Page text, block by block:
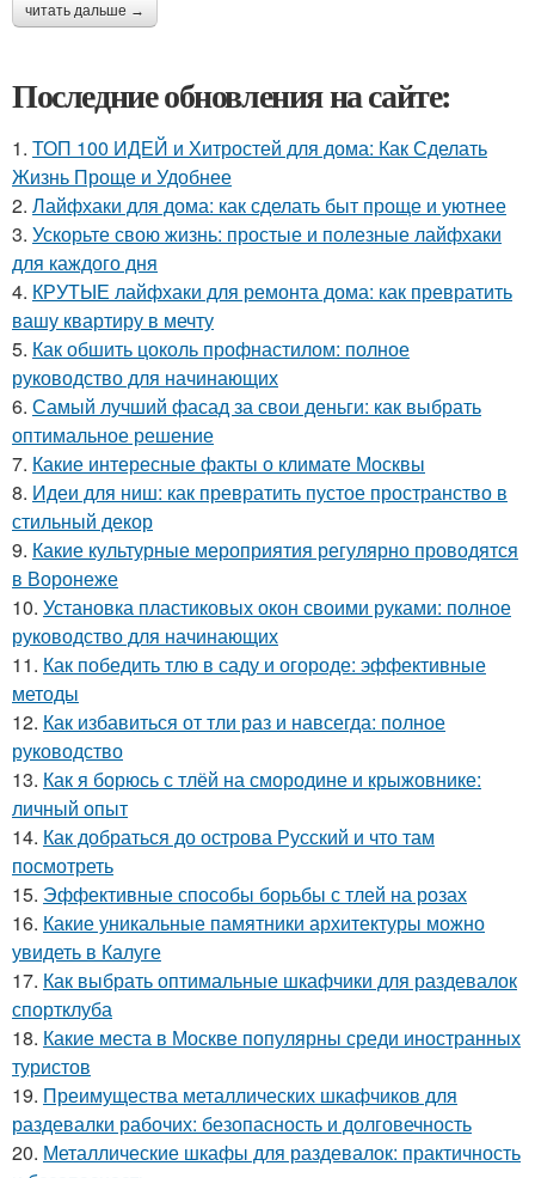
читать дальше →
Последние обновления на сайте:
1. ТОП 100 ИДЕЙ и Хитростей для дома: Как Сделать
Жизнь Проще и Удобнее
2. Лайфхаки для дома: как сделать быт проще и уютнее
3. Ускорьте свою жизнь: простые и полезные лайфхаки
для каждого дня
4. КРУТЫЕ лайфхаки для ремонта дома: как превратить
вашу квартиру в мечту
5. Как обшить цоколь профнастилом: полное
руководство для начинающих
6. Самый лучший фасад за свои деньги: как выбрать
оптимальное решение
7. Какие интересные факты о климате Москвы
8. Идеи для ниш: как превратить пустое пространство в
стильный декор
9. Какие культурные мероприятия регулярно проводятся
в Воронеже
10. Установка пластиковых окон своими руками: полное
руководство для начинающих
11. Как победить тлю в саду и огороде: эффективные
методы
12. Как избавиться от тли раз и навсегда: полное
руководство
13. Как я борюсь с тлёй на смородине и крыжовнике:
личный опыт
14. Как добраться до острова Русский и что там
посмотреть
15. Эффективные способы борьбы с тлей на розах
16. Какие уникальные памятники архитектуры можно
увидеть в Калуге
17. Как выбрать оптимальные шкафчики для раздевалок
спортклуба
18. Какие места в Москве популярны среди иностранных
туристов
19. Преимущества металлических шкафчиков для
раздевалки рабочих: безопасность и долговечность
20. Металлические шкафы для раздевалок: практичность